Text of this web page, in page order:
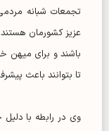
تجمعات شبانه
عزیز کشورمان
باشند و برای میهن
تا بتوانند باعث
وی در رابطه با